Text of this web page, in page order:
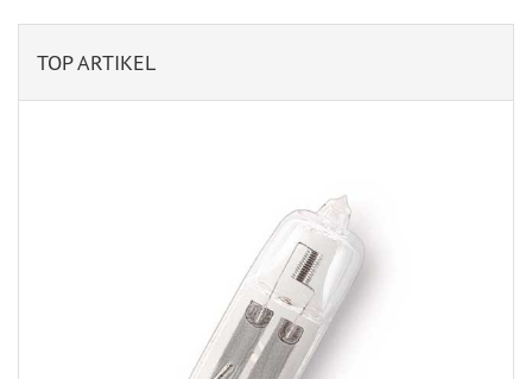
TOP ARTIKEL